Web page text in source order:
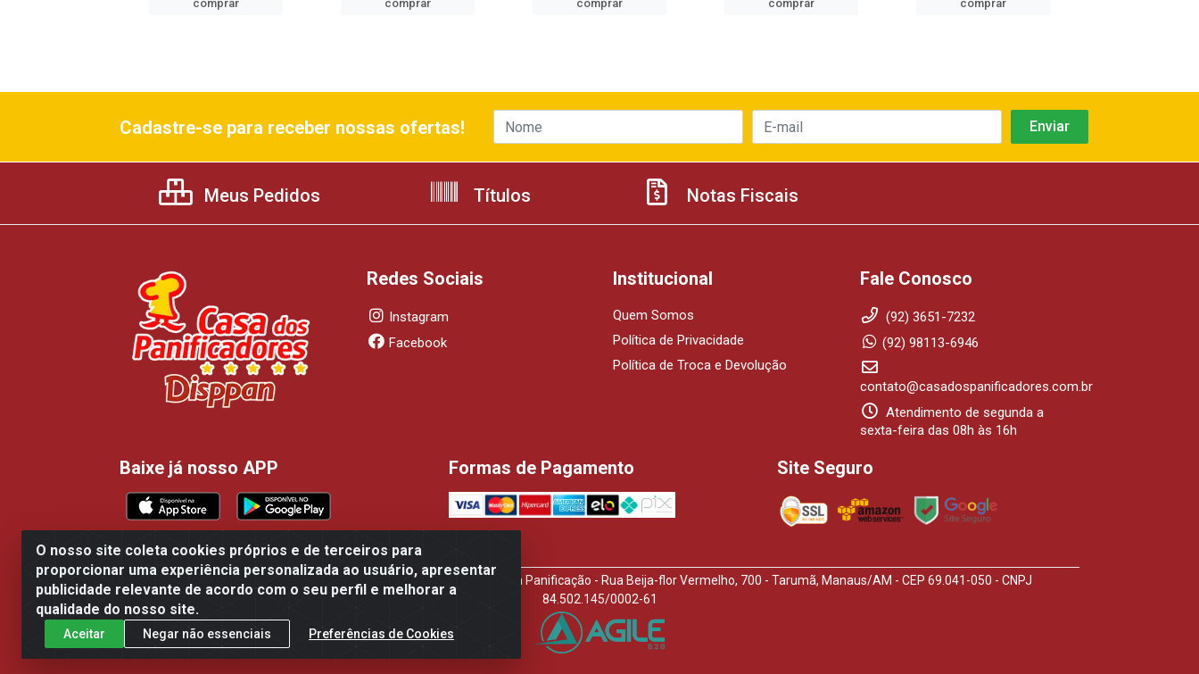
comprar
comprar
comprar
comprar
comprar
O nosso site coleta cookies próprios e de terceiros para
proporcionar uma experiência personalizada ao usuário, apresentar
publicidade relevante de acordo com o seu perfil e melhorar a
qualidade do nosso site.
Aceitar Negar não essenciais Preferências de Cookies
Cadastre-se para receber nossas ofertas!
Meus Pedidos Títulos Notas Fiscais
Redes Sociais
Instagram
Facebook
Institucional
Quem Somos
Política de Privacidade
Política de Troca e Devolução
Fale Conosco
(92) 3651-7232
(92) 98113-6946
contato@casadospanificadores.com.br
Atendimento de segunda a
sexta-feira das 08h às 16h
Baixe já nosso APP Formas de Pagamento Site Seguro
Casa dos Panificadores Disppan Distribuidora de Produtos Para Panificação - Rua Beija-flor Vermelho, 700 - Tarumã, Manaus/AM - CEP 69.041-050 - CNPJ
84.502.145/0002-61